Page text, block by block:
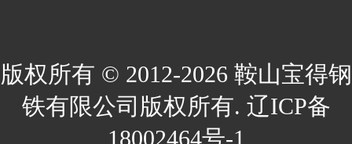
版权所有 © 2012-2026 鞍山宝得钢
铁有限公司版权所有. 辽ICP备
18002464号-1